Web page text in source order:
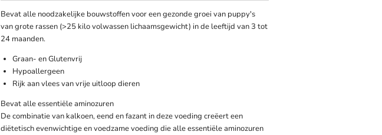
Bevat alle noodzakelijke bouwstoffen voor een gezonde groei van puppy's
van grote rassen (>25 kilo volwassen lichaamsgewicht) in de leeftijd van 3 tot
24 maanden.
Graan- en Glutenvrij
Hypoallergeen
Rijk aan vlees van vrije uitloop dieren
Bevat alle essentiële aminozuren
De combinatie van kalkoen, eend en fazant in deze voeding creëert een
diëtetisch evenwichtige en voedzame voeding die alle essentiële aminozuren